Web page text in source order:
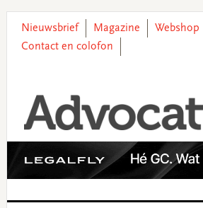
primary
main
primary
footer
Nieuwsbrief Magazine
Webshop
Contact en colofon